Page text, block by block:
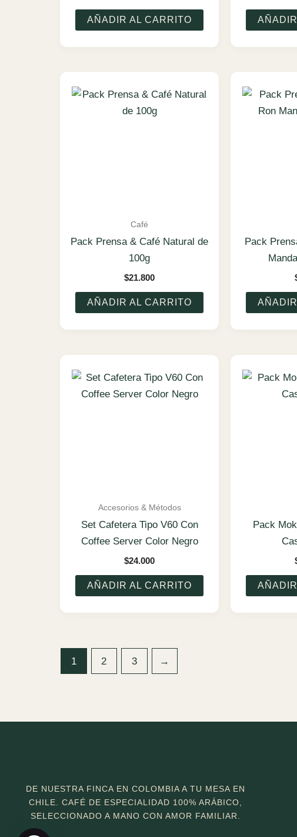
AÑADIR AL CARRITO
Café
Pack Prensa & Café Natural de
100g
$21.800
AÑADIR AL CARRITO
Pack
Accesorios & Métodos
Set Cafetera Tipo V60 Con
Coffee Server Color Negro
$24.000
AÑADIR AL CARRITO
Pack
1 2 3 →
DE NUESTRA FINCA EN COLOMBIA A TU MESA EN
CHILE. CAFÉ DE ESPECIALIDAD 100% ARÁBICO,
SELECCIONADO A MANO CON AMOR FAMILIAR.